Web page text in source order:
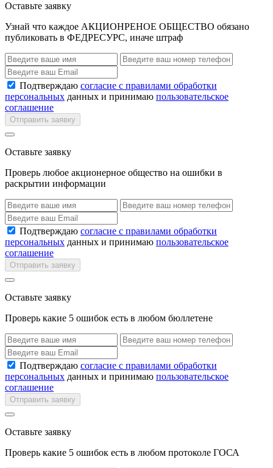
Оставьте заявку
Узнай что каждое АКЦИОНРЕНОЕ ОБЩЕСТВО обязано
публиковать в ФЕДРЕСУРС, иначе штраф
Подтверждаю согласие с правилами обработки
персональных данных и принимаю пользовательское
соглашение
Отправить заявку
Оставьте заявку
Проверь любое акционерное общество на ошибки в
раскрытии информации
Подтверждаю согласие с правилами обработки
персональных данных и принимаю пользовательское
соглашение
Отправить заявку
Оставьте заявку
Проверь какие 5 ошибок есть в любом бюллетене
Подтверждаю согласие с правилами обработки
персональных данных и принимаю пользовательское
соглашение
Отправить заявку
Оставьте заявку
Проверь какие 5 ошибок есть в любом протоколе ГОСА